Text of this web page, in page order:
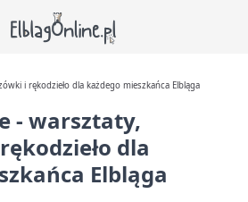
i rękodzieło dla każdego mieszkańca Elbląga
- warsztaty,
dla
Elbląga